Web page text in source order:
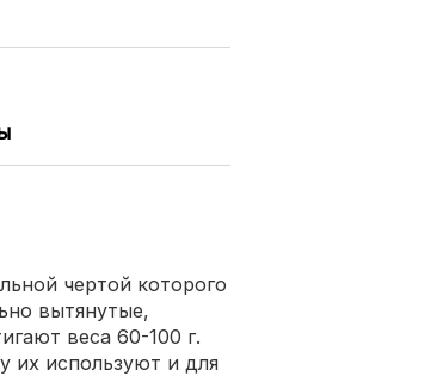
чертой которого
вытянутые,
веса 60-100 г.
их используют и для